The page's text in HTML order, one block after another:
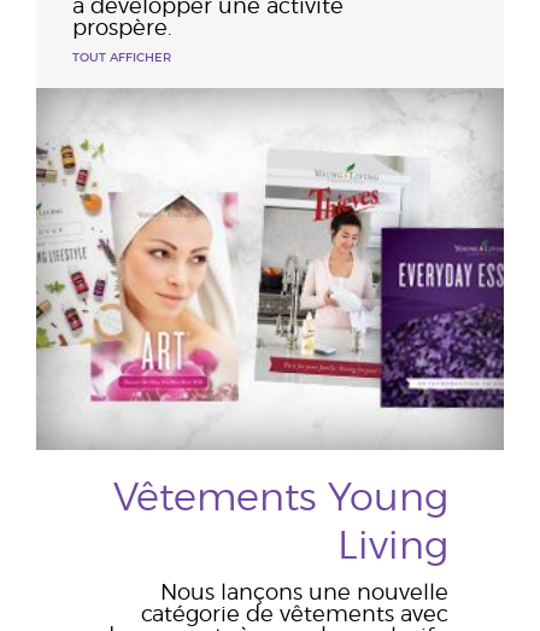
à développer une activité
prospère.
TOUT AFFICHER
Vêtements Young
Living
Nous lançons une nouvelle
catégorie de vêtements avec